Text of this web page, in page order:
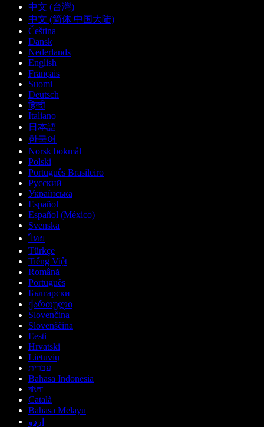
中文 (台灣)
中文 (简体 中国大陆)
Čeština
Dansk
Nederlands
English
Français
Suomi
Deutsch
हिन्दी
Italiano
日本語
한국어
Norsk bokmål
Polski
Português Brasileiro
Русский
Українська
Español
Español (México)
Svenska
ไทย
Türkçe
Tiếng Việt
Română
Português
Български
ქართული
Slovenčina
Slovenščina
Eesti
Hrvatski
Lietuvių
עברית
Bahasa Indonesia
বাংলা
Català
Bahasa Melayu
اردو